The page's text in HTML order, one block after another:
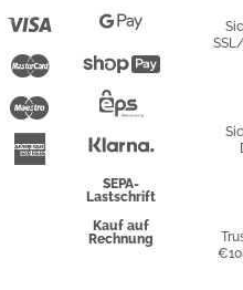
Mastercard
Maestro
American
Express
Pay
PayShopify
SEPA-
Lastschrift
Kauf auf
Rechnung